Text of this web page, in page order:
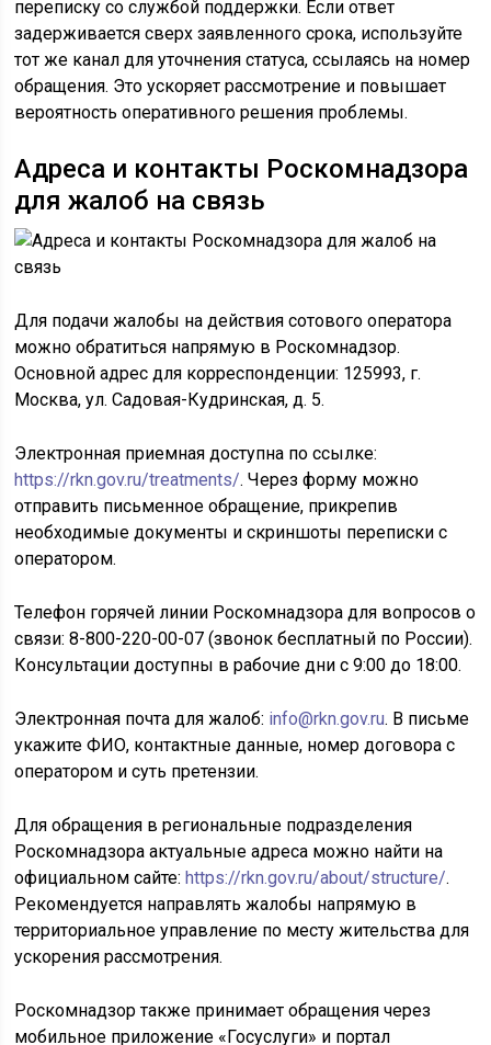
переписку со службой поддержки. Если ответ
задерживается сверх заявленного срока, используйте
тот же канал для уточнения статуса, ссылаясь на номер
обращения. Это ускоряет рассмотрение и повышает
вероятность оперативного решения проблемы.
Адреса и контакты Роскомнадзора
для жалоб на связь
Для подачи жалобы на действия сотового оператора
можно обратиться напрямую в Роскомнадзор.
Основной адрес для корреспонденции: 125993, г.
Москва, ул. Садовая-Кудринская, д. 5.
Электронная приемная доступна по ссылке:
https://rkn.gov.ru/treatments/. Через форму можно
отправить письменное обращение, прикрепив
необходимые документы и скриншоты переписки с
оператором.
Телефон горячей линии Роскомнадзора для вопросов о
связи: 8-800-220-00-07 (звонок бесплатный по России).
Консультации доступны в рабочие дни с 9:00 до 18:00.
Электронная почта для жалоб: info@rkn.gov.ru. В письме
укажите ФИО, контактные данные, номер договора с
оператором и суть претензии.
Для обращения в региональные подразделения
Роскомнадзора актуальные адреса можно найти на
официальном сайте:https://rkn.gov.ru/about/structure/.
Рекомендуется направлять жалобы напрямую в
территориальное управление по месту жительства для
ускорения рассмотрения.
Роскомнадзор также принимает обращения через
мобильное приложение «Госуслуги» и портал